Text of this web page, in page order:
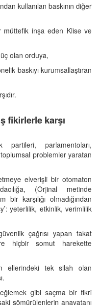
kullanılan baskının diğer
müttefik inşa eden Klise ve
olan orduya,
baskıyı kurumsallaştıran
fikirlerle karşı
partileri, parlamentoları,
problemler yaratan
elverişli bir otomaton
(Orjinal metinde
bir karşılığı olmadığından
yeterlilik, etkinlik, verimlilik
çağrısı yapan fakat
hiçbir somut harekette
ellerindeki tek silah olan
gibi saçma bir fikri
sömürülenlerin anavatanı